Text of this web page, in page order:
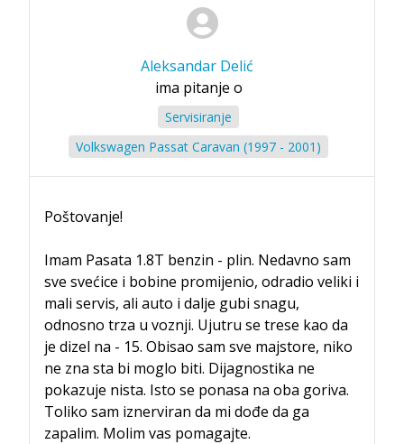
Aleksandar Delić
ima pitanje o
Servisiranje
Volkswagen Passat Caravan (1997 - 2001)
Poštovanje!
Imam Pasata 1.8T benzin - plin. Nedavno sam
sve svećice i bobine promijenio, odradio veliki i
mali servis, ali auto i dalje gubi snagu,
odnosno trza u voznji. Ujutru se trese kao da
je dizel na - 15. Obisao sam sve majstore, niko
ne zna sta bi moglo biti. Dijagnostika ne
pokazuje nista. Isto se ponasa na oba goriva.
Toliko sam iznerviran da mi dođe da ga
zapalim. Molim vas pomagajte.